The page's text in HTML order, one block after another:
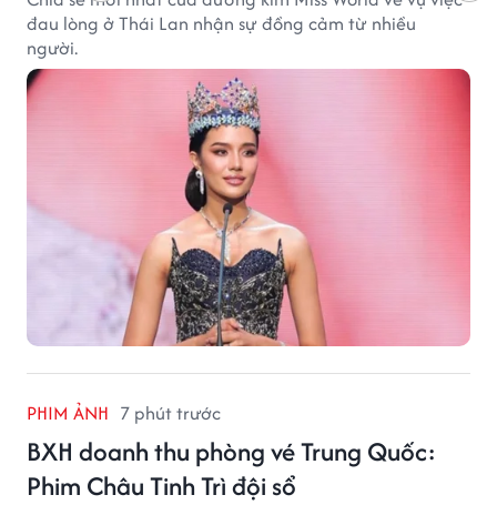
đau lòng ở Thái Lan nhận sự đồng cảm từ nhiều
người.
PHIM ẢNH 7 phút trước
BXH doanh thu phòng vé Trung Quốc:
Phim Châu Tinh Trì đội sổ